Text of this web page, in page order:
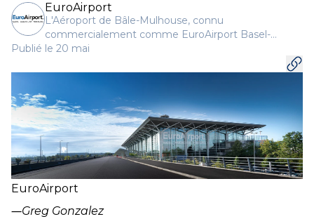
EuroAirport
L'Aéroport de Bâle-Mulhouse, connu
commercialement comme EuroAirport Basel-
Mulhouse-Freiburg est l'aéroport international de la
destinations en vols direct.
Publié le 20 mai
EuroAirport
―Greg Gonzalez